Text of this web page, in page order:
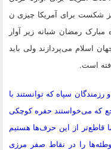
شکست برای آمریکا چیزی ن
رمضان شبانه زیر آوار
اسلام می‌‌پردازند ولی باید
است.
سپاه که توانستند با
که می‌خواستند حفره کوچکی
قاطع‌تر از این حرف‌ها هستیم
را در نقاط صفر مرزی